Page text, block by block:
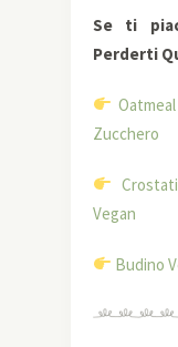
Se ti
Perderti
Zucchero
Vegan
Budino